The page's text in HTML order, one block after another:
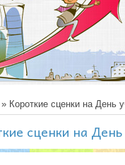
» Короткие сценки на День
сценки на